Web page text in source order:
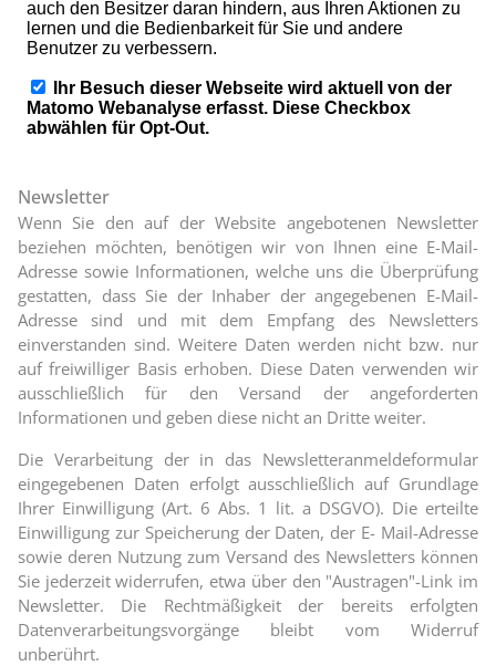
Newsletter
Wenn Sie den auf der Website angebotenen Newsletter
beziehen möchten, benötigen wir von Ihnen eine E-Mail-
Adresse sowie Informationen, welche uns die Überprüfung
gestatten, dass Sie der Inhaber der angegebenen E-Mail-
Adresse sind und mit dem Empfang des Newsletters
einverstanden sind. Weitere Daten werden nicht bzw. nur
auf freiwilliger Basis erhoben. Diese Daten verwenden wir
ausschließlich für den Versand der angeforderten
Informationen und geben diese nicht an Dritte weiter.
Die Verarbeitung der in das Newsletteranmeldeformular
eingegebenen Daten erfolgt ausschließlich auf Grundlage
Ihrer Einwilligung (Art. 6 Abs. 1 lit. a DSGVO). Die erteilte
Einwilligung zur Speicherung der Daten, der E- Mail-Adresse
sowie deren Nutzung zum Versand des Newsletters können
Sie jederzeit widerrufen, etwa über den "Austragen"-Link im
Newsletter. Die Rechtmäßigkeit der bereits erfolgten
Datenverarbeitungsvorgänge bleibt vom Widerruf
unberührt.